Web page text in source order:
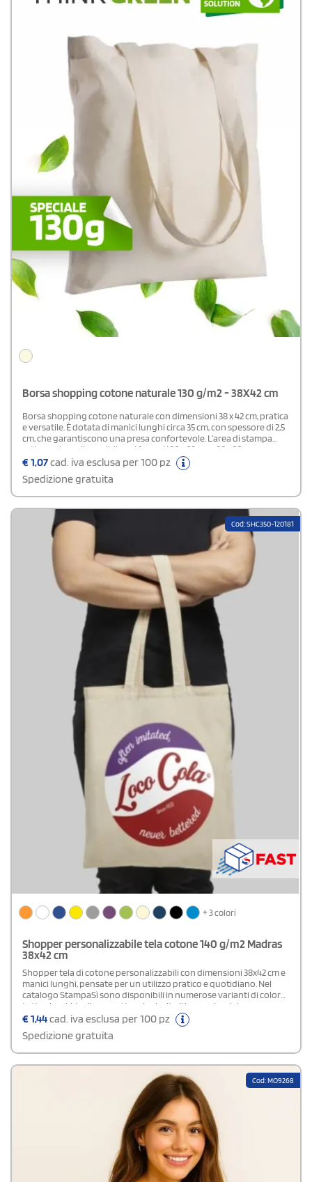
Borsa shopping cotone naturale 130 g/m2 - 38X42 cm
Borsa shopping cotone naturale con dimensioni 38 x 42 cm, pratica
e versatile. È dotata di manici lunghi circa 35 cm, con spessore di 2,5
cm, che garantiscono una presa confortevole. L’area di stampa
rettangolare, disponibile nei formati 20 x 28 cm e 28 x 20 cm,
consente di riprodurre il logo a colori con ottima visibilità.
€1,07cad. iva esclusa per 100 pz
Spedizione gratuita
Cod: SHC350-120181
+ 3 colori
Shopper personalizzabile tela cotone 140 g/m2 Madras
38x42 cm
Shopper tela di cotone personalizzabili con dimensioni 38x42 cm e
manici lunghi, pensate per un utilizzo pratico e quotidiano. Nel
catalogo StampaSì sono disponibili in numerose varianti di colore,
tutte vivaci, ideali per mettere in risalto il logo aziendale.
Economiche e funzionali, rappresentano una scelta efficace come
gadget promozionali da distribuire durante fiere ed eventi di
settore.
€1,44cad. iva esclusa per 100 pz
Spedizione gratuita
Cod: MO9268